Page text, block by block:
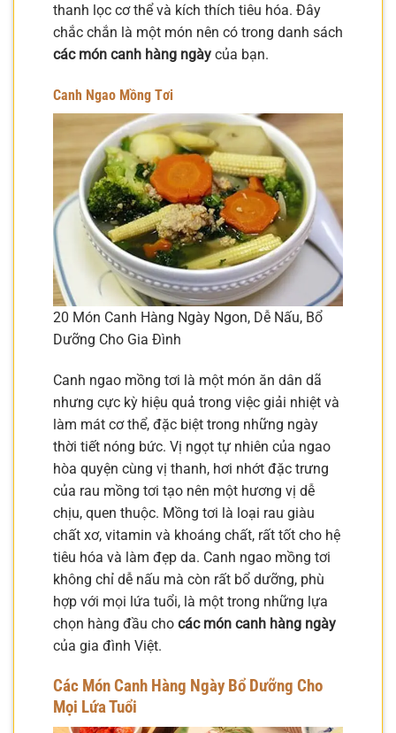
thanh lọc cơ thể và kích thích tiêu hóa. Đây
chắc chắn là một món nên có trong danh sách
các món canh hàng ngày của bạn.
Canh Ngao Mồng Tơi
20 Món Canh Hàng Ngày Ngon, Dễ Nấu, Bổ
Dưỡng Cho Gia Đình
Canh ngao mồng tơi là một món ăn dân dã
nhưng cực kỳ hiệu quả trong việc giải nhiệt và
làm mát cơ thể, đặc biệt trong những ngày
thời tiết nóng bức. Vị ngọt tự nhiên của ngao
hòa quyện cùng vị thanh, hơi nhớt đặc trưng
của rau mồng tơi tạo nên một hương vị dễ
chịu, quen thuộc. Mồng tơi là loại rau giàu
chất xơ, vitamin và khoáng chất, rất tốt cho hệ
tiêu hóa và làm đẹp da. Canh ngao mồng tơi
không chỉ dễ nấu mà còn rất bổ dưỡng, phù
hợp với mọi lứa tuổi, là một trong những lựa
chọn hàng đầu cho các món canh hàng ngày
của gia đình Việt.
Các Món Canh Hàng Ngày Bổ Dưỡng Cho
Mọi Lứa Tuổi